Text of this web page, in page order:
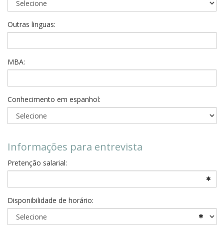
Outras linguas:
MBA:
Conhecimento em espanhol:
Informações para entrevista
Pretenção salarial:
Disponibilidade de horário: